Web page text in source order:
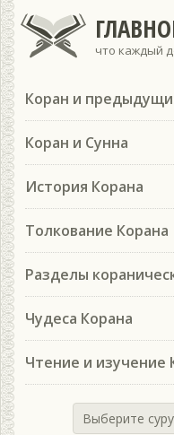
что каждый
Коран и
Коран и Сунна
История Корана
Толкование Корана
Разделы
Чудеса Корана
Чтение и изучение
Выберите суру